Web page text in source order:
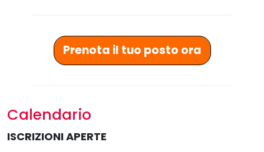
Prenota il tuo posto ora
Calendario
ISCRIZIONI APERTE